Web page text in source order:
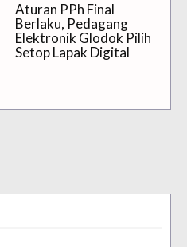
Aturan PPh Final
Berlaku, Pedagang
Elektronik Glodok Pilih
Setop Lapak Digital